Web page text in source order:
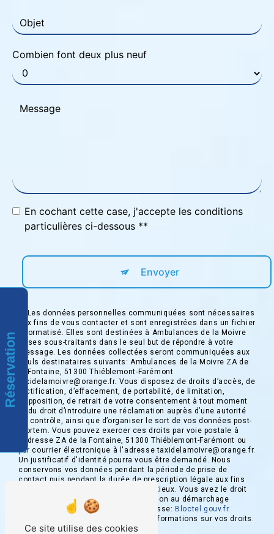
Combien font deux plus neuf
En cochant cette case, j'accepte les conditions
particulières ci-dessous **
Envoyer
** Les données personnelles communiquées sont nécessaires
aux fins de vous contacter et sont enregistrées dans un fichier
informatisé. Elles sont destinées à Ambulances de la Moivre
et ses sous-traitants dans le seul but de répondre à votre
message. Les données collectées seront communiquées aux
seuls destinataires suivants: Ambulances de la Moivre ZA de
la Fontaine, 51300 Thiéblemont-Farémont
taxidelamoivre@orange.fr. Vous disposez de droits d’accès, de
rectification, d’effacement, de portabilité, de limitation,
d’opposition, de retrait de votre consentement à tout moment
et du droit d’introduire une réclamation auprès d’une autorité
de contrôle, ainsi que d’organiser le sort de vos données post-
mortem. Vous pouvez exercer ces droits par voie postale à
l'adresse ZA de la Fontaine, 51300 Thiéblemont-Farémont ou
par courrier électronique à l'adresse taxidelamoivre@orange.fr.
Un justificatif d'identité pourra vous être demandé. Nous
conservons vos données pendant la période de prise de
contact puis pendant la durée de prescription légale aux fins
probatoires et de gestion des contentieux. Vous avez le droit
de vous inscrire sur la liste d'opposition au démarchage
téléphonique, disponible à cette adresse: Bloctel.gouv.fr.
Consultez le site cnil.fr pour plus d’informations sur vos droits.
Réservation
Ce site utilise des cookies